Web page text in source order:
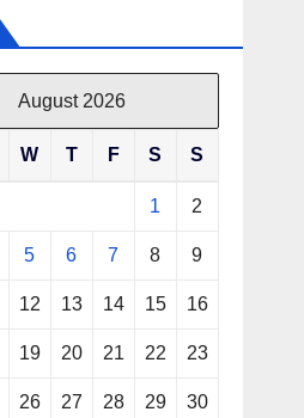
August 2026
W T F S S
1 2
5 6 7 8 9
12 13 14 15 16
19 20 21 22 23
26 27 28 29 30